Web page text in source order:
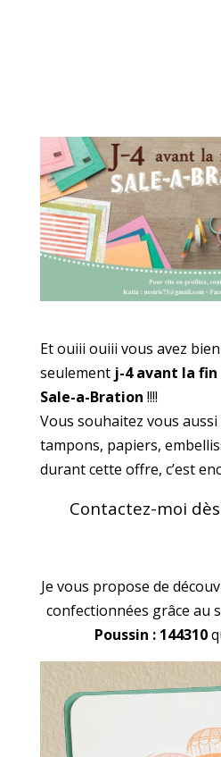
Et ouiii ouiii vous avez
seulementj-4 avant la fin
Sale-a-Bration !!!!
Vous souhaitez vous
tampons, papiers,
durant cette offre, c’est
Contactez-moi
Je vous propose de
confectionnées grâce au
Poussin : 144310